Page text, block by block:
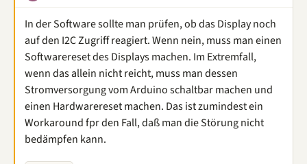
In der Software sollte man prüfen, ob das Display noch
auf den I2C Zugriff reagiert. Wenn nein, muss man einen
Softwarereset des Displays machen. Im Extremfall,
wenn das allein nicht reicht, muss man dessen
Stromversorgung vom Arduino schaltbar machen und
einen Hardwarereset machen. Das ist zumindest ein
Workaround fpr den Fall, daß man die Störung nicht
bedämpfen kann.